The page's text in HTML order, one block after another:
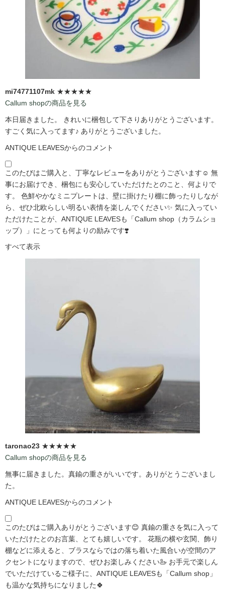
mi74771107mk ★★★★★
Callum shopの商品を見る
本日届きました。 きれいに梱包して下さりありがとうございます。
すごく気に入ってます♪ ありがとうございました。
ANTIQUE LEAVESからのコメント
このたびはご購入と、丁寧なレビューをありがとうございます☺️ 無
事にお届けでき、梱包にも安心していただけたとのこと、何よりで
す。 色鮮やかなミニプレートは、壁に掛けたり棚に飾ったりしなが
ら、ぜひ北欧らしい明るい表情を楽しんでください✨ 気に入ってい
ただけたことが、ANTIQUE LEAVESも「Callum shop（カラムショ
ップ）」にとっても何よりの励みです❣️
すべて表示
taronao23 ★★★★★
Callum shopの商品を見る
無事に届きました。真鍮の重さがいいです。ありがとうございまし
た。
ANTIQUE LEAVESからのコメント
このたびはご購入ありがとうございます😊 真鍮の重さを気に入って
いただけたとのお言葉、とても嬉しいです。 花瓶の横や玄関、飾り
棚などに添えると、ブラスならではの落ち着いた風合いが空間のア
クセントになりますので、ぜひお楽しみください🦢 お手元で楽しん
でいただけているご様子に、ANTIQUE LEAVESも「Callum shop」
も温かな気持ちになりました🍀